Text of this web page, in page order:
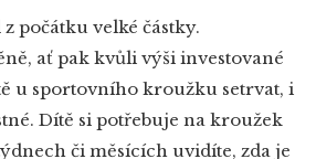
počátku velké částky.
ať pak kvůli výši investované
u sportovního kroužku setrvat, i
Dítě si potřebuje na kroužek
či měsících uvidíte, zda je